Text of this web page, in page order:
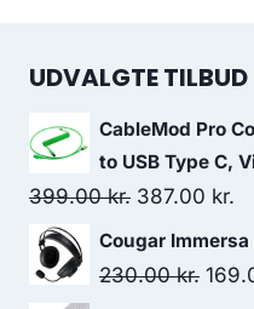
UDVALGTE TILBUD
CableMod Pro
to USB Type C,
399.00kr. Original
price
was:
387.00 kr.
is:
Cougar
230.00kr.